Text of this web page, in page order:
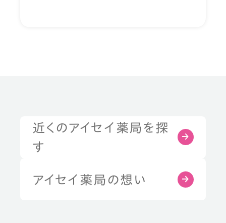
近くのアイセイ薬局を探
す
アイセイ薬局の想い